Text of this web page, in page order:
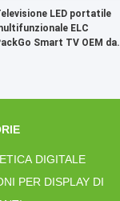
LED portatile
ELC
Smart TV OEM da
DIGITALE
PER DISPLAY DI